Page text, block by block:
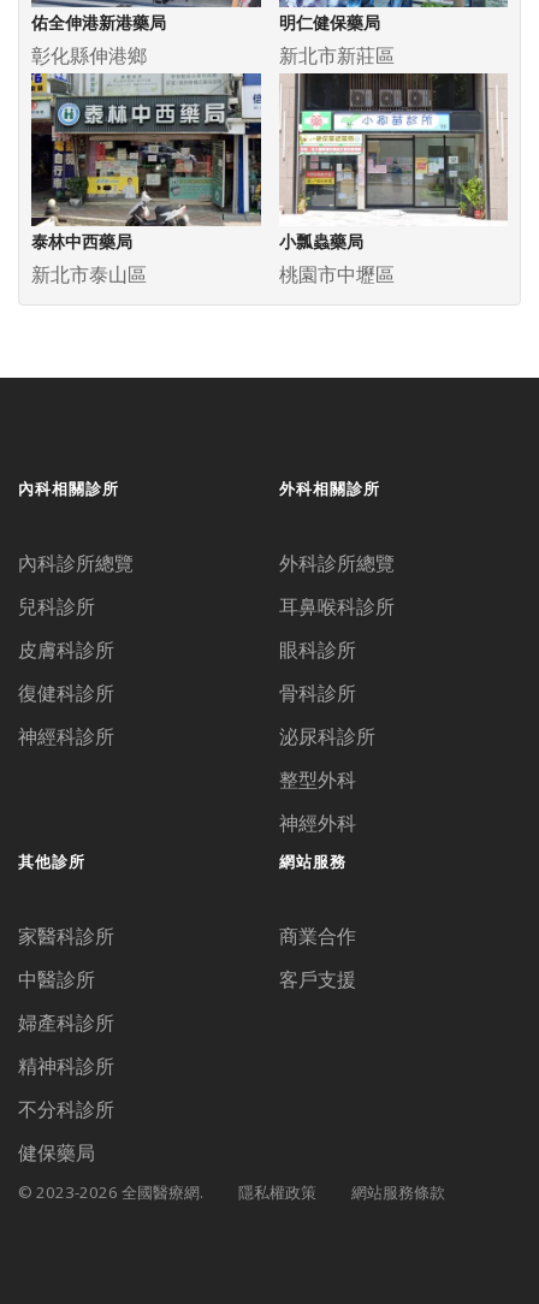
佑全伸港新港藥局
彰化縣伸港鄉
明仁健保藥局
新北市新莊區
泰林中西藥局
新北市泰山區
小瓢蟲藥局
桃園市中壢區
內科相關診所
內科診所總覽
兒科診所
皮膚科診所
復健科診所
神經科診所
外科相關診所
外科診所總覽
耳鼻喉科診所
眼科診所
骨科診所
泌尿科診所
整型外科
神經外科
其他診所
家醫科診所
中醫診所
婦產科診所
精神科診所
不分科診所
健保藥局
網站服務
商業合作
客戶支援
© 2023-2026 全國醫療網. 隱私權政策 網站服務條款